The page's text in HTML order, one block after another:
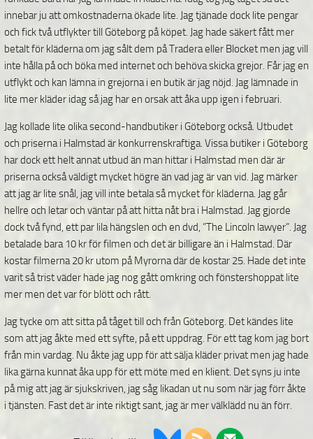
innebar ju att omkostnaderna ökade lite. Jag tjänade dock lite pengar
och fick två utflykter till Göteborg på köpet. Jag hade säkert fått mer
betalt för kläderna om jag sålt dem på Tradera eller Blocket men jag vill
inte hålla på och böka med internet och behöva skicka grejor. Får jag en
utflykt och kan lämna in grejorna i en butik är jag nöjd. Jag lämnade in
lite mer kläder idag så jag har en orsak att åka upp igen i februari.
Jag kollade lite olika second-handbutiker i Göteborg också. Utbudet
och priserna i Halmstad är konkurrenskraftiga. Vissa butiker i Göteborg
har dock ett helt annat utbud än man hittar i Halmstad men där är
priserna också väldigt mycket högre än vad jag är van vid. Jag märker
att jag är lite snål, jag vill inte betala så mycket för kläderna. Jag går
hellre och letar och väntar på att hitta nåt bra i Halmstad. Jag gjorde
dock två fynd, ett par lila hängslen och en dvd, ”The Lincoln lawyer”. Jag
betalade bara 10 kr för filmen och det är billigare än i Halmstad. Där
kostar filmerna 20 kr utom på Myrorna där de kostar 25. Hade det inte
varit så trist väder hade jag nog gått omkring och fönstershoppat lite
mer men det var för blött och rått.
Jag tycke om att sitta på tåget till och från Göteborg. Det kändes lite
som att jag åkte med ett syfte, på ett uppdrag. För ett tag kom jag bort
från min vardag. Nu åkte jag upp för att sälja kläder privat men jag hade
lika gärna kunnat åka upp för ett möte med en klient. Det syns ju inte
på mig att jag är sjukskriven, jag såg likadan ut nu som när jag förr åkte
i tjänsten. Fast det är inte riktigt sant, jag är mer välklädd nu än förr.